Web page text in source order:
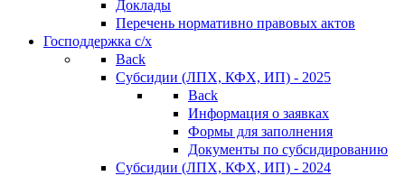
Доклады
Перечень нормативно правовых актов
Господдержка с/х
Back
Субсидии (ЛПХ, КФХ, ИП) - 2025
Back
Информация о заявках
Формы для заполнения
Документы по субсидированию
Субсидии (ЛПХ, КФХ, ИП) - 2024